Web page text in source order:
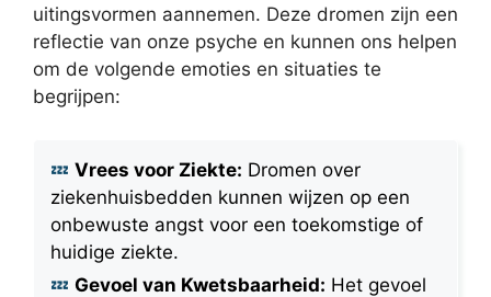
uitingsvormen aannemen. Deze dromen zijn een
reflectie van onze psyche en kunnen ons helpen
om de volgende emoties en situaties te
begrijpen:
Vrees voor Ziekte: Dromen over
ziekenhuisbedden kunnen wijzen op een
onbewuste angst voor een toekomstige of
huidige ziekte.
Gevoel van Kwetsbaarheid: Het gevoel